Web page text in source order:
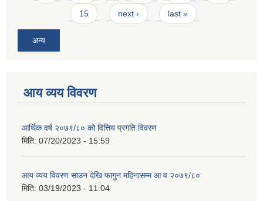
15 next › last »
अन्य
आय व्यय विवरण
आर्थिक वर्ष २०७९/८० को वित्तिय प्रगति विवरण
मिति: 07/20/2023 - 15:59
आय व्यय विवरण साउन देखि फागुन महिनासम्म आ व २०७९/८०
मिति: 03/19/2023 - 11:04